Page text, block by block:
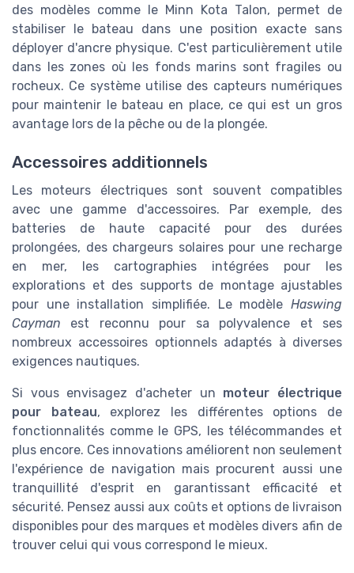
des modèles comme le Minn Kota Talon, permet de
stabiliser le bateau dans une position exacte sans
déployer d'ancre physique. C'est particulièrement utile
dans les zones où les fonds marins sont fragiles ou
rocheux. Ce système utilise des capteurs numériques
pour maintenir le bateau en place, ce qui est un gros
avantage lors de la pêche ou de la plongée.
Accessoires additionnels
Les moteurs électriques sont souvent compatibles
avec une gamme d'accessoires. Par exemple, des
batteries de haute capacité pour des durées
prolongées, des chargeurs solaires pour une recharge
en mer, les cartographies intégrées pour les
explorations et des supports de montage ajustables
pour une installation simplifiée. Le modèle Haswing
Cayman est reconnu pour sa polyvalence et ses
nombreux accessoires optionnels adaptés à diverses
exigences nautiques.
Si vous envisagez d'acheter un moteur électrique
pour bateau, explorez les différentes options de
fonctionnalités comme le GPS, les télécommandes et
plus encore. Ces innovations améliorent non seulement
l'expérience de navigation mais procurent aussi une
tranquillité d'esprit en garantissant efficacité et
sécurité. Pensez aussi aux coûts et options de livraison
disponibles pour des marques et modèles divers afin de
trouver celui qui vous correspond le mieux.